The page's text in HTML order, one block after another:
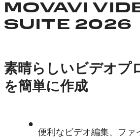
MOVAVI
SUITE 2026
素晴らしいビデオプ
を簡単に作成
便利なビデオ編集、ファ